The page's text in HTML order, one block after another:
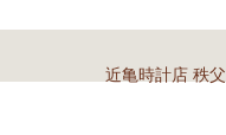
近亀時計店 秩